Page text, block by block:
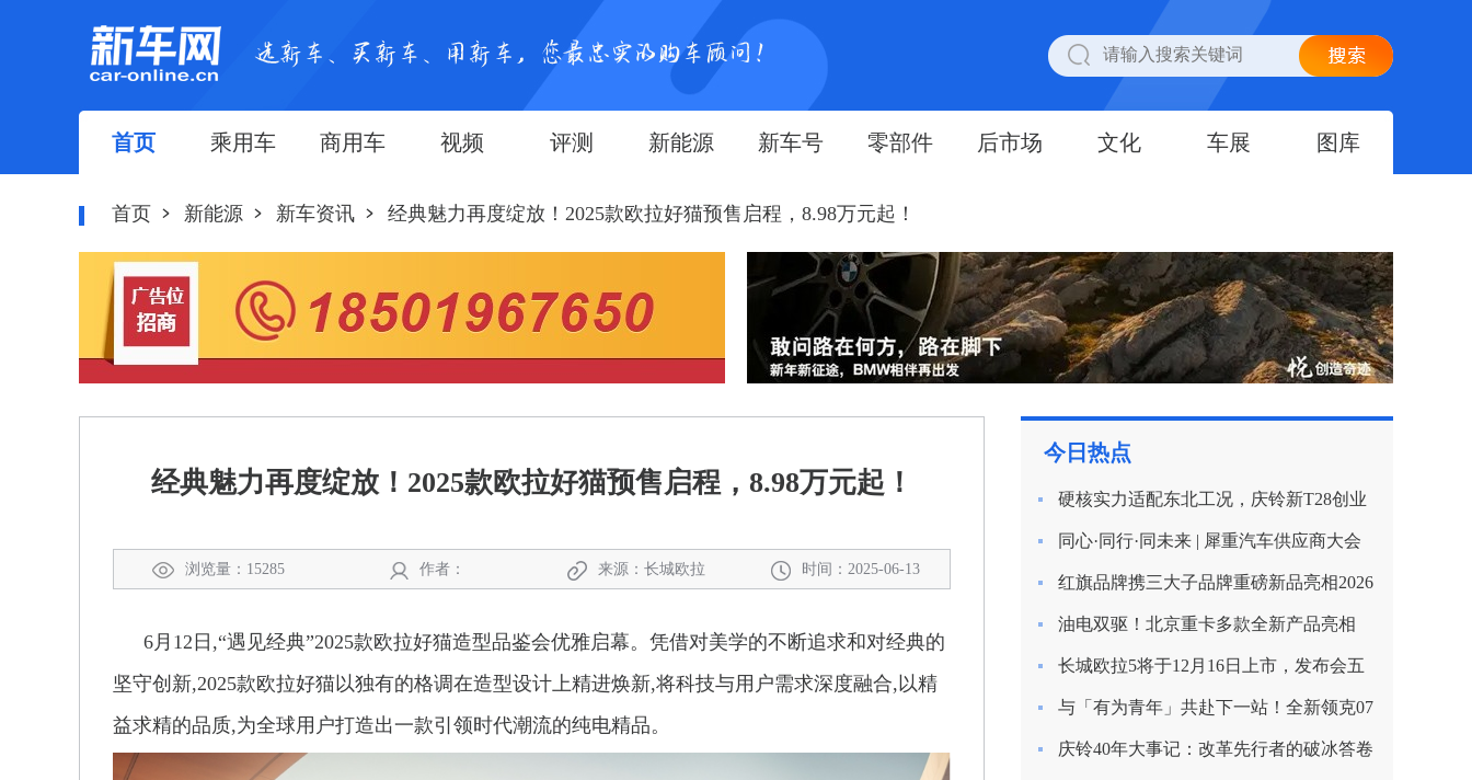
首页 乘用车 商用车 视频 评测 新能源 新车号 零部件 后市场 文化 车展 图库
首页 新能源 新车资讯 经典魅力再度绽放！2025款欧拉好猫预售启程，8.98万元起！
经典魅力再度绽放！2025款欧拉好猫预售启程，8.98万元起！
浏览量：15285 作者： 来源：长城欧拉 时间：2025-06-13
6月12日,“遇见经典”2025款欧拉好猫造型品鉴会优雅启幕。凭借对美学的不断追求和对经典的
坚守创新,2025款欧拉好猫以独有的格调在造型设计上精进焕新,将科技与用户需求深度融合,以精
益求精的品质,为全球用户打造出一款引领时代潮流的纯电精品。
今日热点
硬核实力适配东北工况，庆铃新T28创业
家长春上市圆满收官
同心·同行·同未来 | 犀重汽车供应商大会
圆满落幕
红旗品牌携三大子品牌重磅新品亮相2026
北京车展
油电双驱！北京重卡多款全新产品亮相
2026合作伙伴大会
长城欧拉5将于12月16日上市，发布会五
大看点提前揭秘！
与「有为青年」共赴下一站！全新领克07
EM-P上市限时价13.98万起
庆铃40年大事记：改革先行者的破冰答卷